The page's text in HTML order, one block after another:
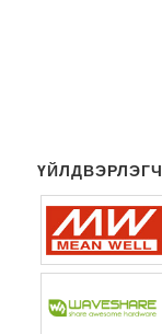
ҮЙЛДВЭРЛЭГЧ